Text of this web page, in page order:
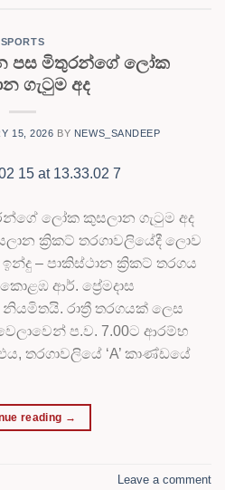
SPORTS
පස මිතුරන්ගේ ලෝක
ගැටුම අද
15, 2026 BY NEWS_SANDEEP
ලෝක කුසලාන ගැටුම අද
ක්‍රිකට් තරගාවලියේදී ලොව
– පාකිස්ථාන ක්‍රිකට් තරගය
ආර්. ප්‍රේමදාස
නියමිතයි. රාත්‍රී තරගයක් ලෙස
ප.ව. 7.00ට ආරම්භ
තරගාවලියේ ‘A’ කාණ්ඩයේ
reading →
Leave a comment